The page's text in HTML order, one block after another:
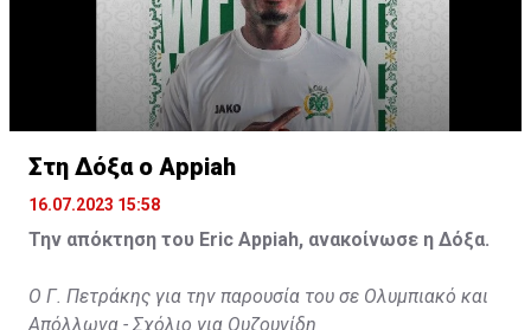
Στη Δόξα ο Appiah
16.07.2023 15:58
Την απόκτηση του Eric Appiah, ανακοίνωσε η Δόξα.
Ο Γ. Πετράκης για την παρουσία του σε Ολυμπιακό και
Απόλλωνα - Σχόλιο για Ουζουνίδη